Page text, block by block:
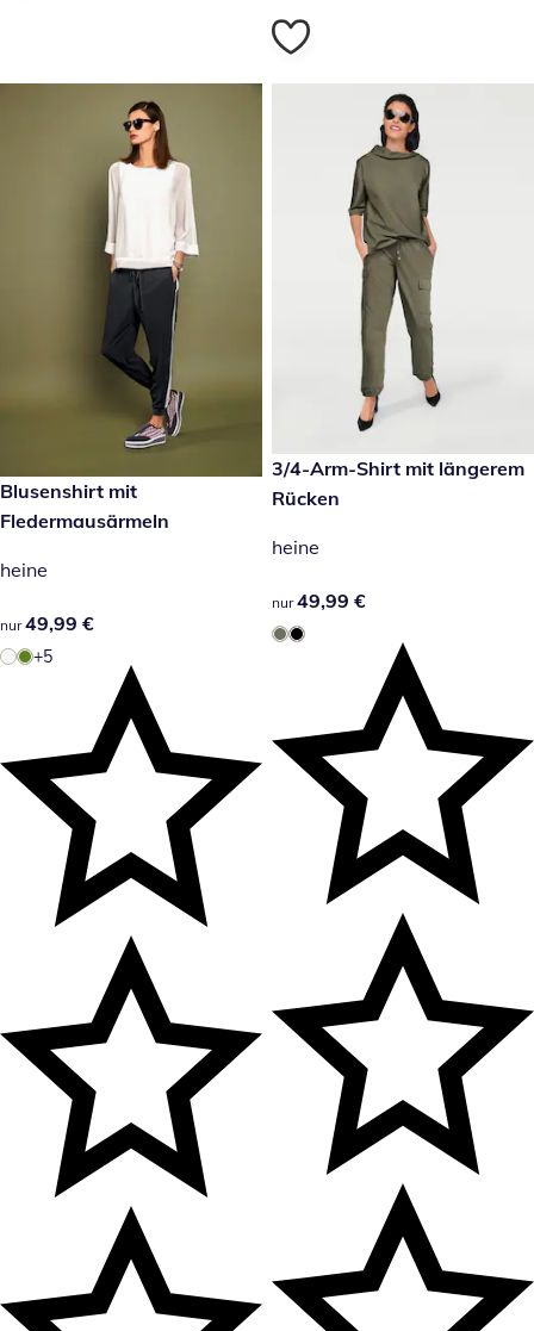
49,99 €
Blusenshirt mit
Fledermausärmeln
heine
49,99 €
nur 49,99 €
+5
49,99 €
3/4-Arm-Shirt mit längerem
Rücken
heine
49,99 €
nur 49,99 €